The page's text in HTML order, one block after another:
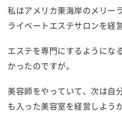
私はアメリカ東海岸のメリー
ライベートエステサロンを経
エステを専門にするようにな
かったのですが。
美容師をやっていて、次は自
も入った美容室を経営しよう